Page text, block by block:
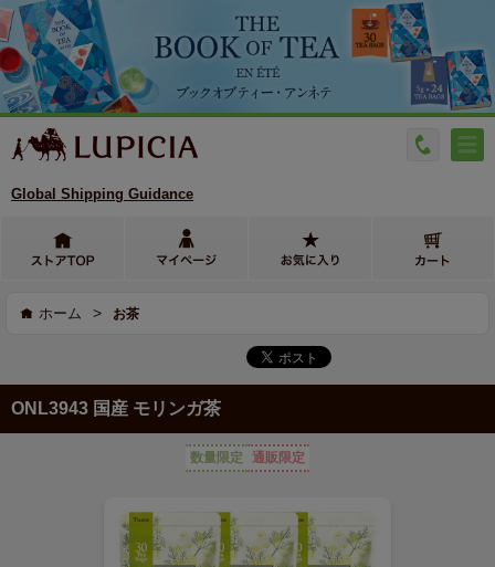
Global Shipping Guidance
ホーム > お茶
ONL3943 国産 モリンガ茶
数量限定 通販限定